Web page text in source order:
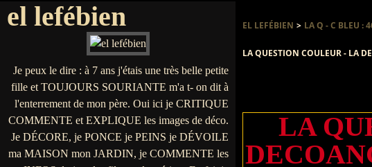
el lefébien
Je peux le dire : à 7 ans j'étais une très belle petite
fille et TOUJOURS SOURIANTE m'a t- on dit à
l'enterrement de mon père. Oui ici je CRITIQUE
COMMENTE et EXPLIQUE les images de déco.
Je DÉCORE, je PONCE je PEINS je DÉVOILE
ma MAISON mon JARDIN, je COMMENTE les
EL LEFÉBIEN > LA Q - C BLEU :
LA QUESTION COULEUR - LA
LA